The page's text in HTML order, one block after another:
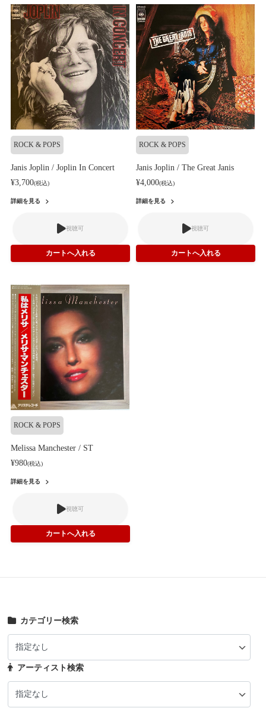
ROCK & POPS
Janis Joplin / Joplin In Concert
¥3,700(税込)
詳細を見る
視聴可
ROCK & POPS
Janis Joplin / The Great Janis
¥4,000(税込)
詳細を見る
視聴可
ROCK & POPS
Melissa Manchester / ST
¥980(税込)
詳細を見る
視聴可
カテゴリー検索
アーティスト検索